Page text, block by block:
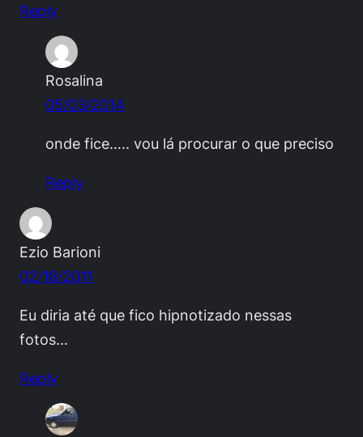
Reply
Rosalina
05/03/2014
onde fice….. vou lá procurar o que preciso
Reply
Ezio Barioni
02/18/2011
Eu diria até que fico hipnotizado nessas
fotos…
Reply